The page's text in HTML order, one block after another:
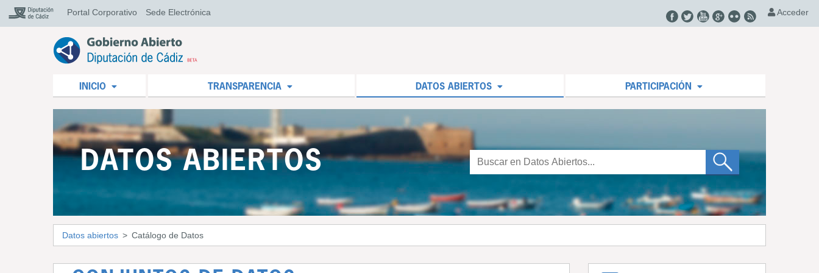
Portal Corporativo Sede Electrónica Acceder
INICIO TRANSPARENCIA DATOS ABIERTOS PARTICIPACIÓN
DATOS ABIERTOS
Datos abiertos Catálogo de Datos